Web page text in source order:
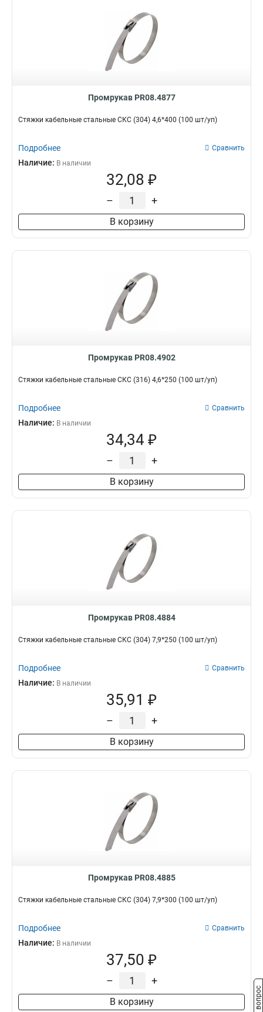
Промрукав PR08.4877
Стяжки кабельные стальные СКС (304) 4,6*400 (100 шт/уп)
Подробнее Сравнить
Наличие: В наличии
32,08 ₽
– +
В корзину
Промрукав PR08.4902
Стяжки кабельные стальные СКС (316) 4,6*250 (100 шт/уп)
Подробнее Сравнить
Наличие: В наличии
34,34 ₽
– +
В корзину
Промрукав PR08.4884
Стяжки кабельные стальные СКС (304) 7,9*250 (100 шт/уп)
Подробнее Сравнить
Наличие: В наличии
35,91 ₽
– +
В корзину
Промрукав PR08.4885
Стяжки кабельные стальные СКС (304) 7,9*300 (100 шт/уп)
Подробнее Сравнить
Наличие: В наличии
37,50 ₽
– +
В корзину